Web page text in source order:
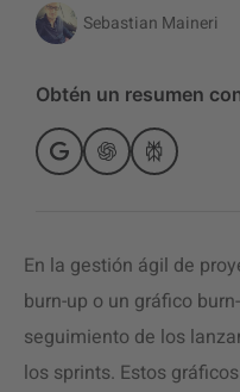
Sebastian Maineri
Obtén un resumen
En la gestión ágil de
burn-up o un gráfico
seguimiento de los
los sprints. Estos